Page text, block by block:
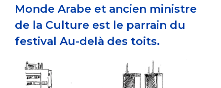
Monde Arabe et ancien ministre
de la Culture est le parrain du
festival Au-delà des toits.